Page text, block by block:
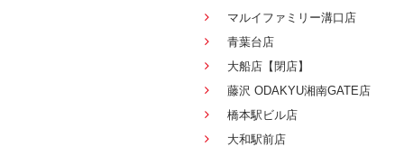
マルイファミリー溝口店
青葉台店
大船店【閉店】
藤沢 ODAKYU湘南GATE店
橋本駅ビル店
大和駅前店